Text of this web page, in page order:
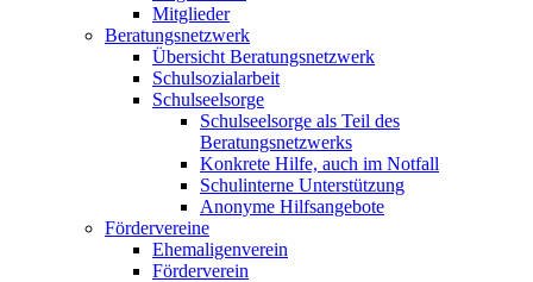
Mitglieder
Beratungsnetzwerk
Übersicht Beratungsnetzwerk
Schulsozialarbeit
Schulseelsorge
Schulseelsorge als Teil des
Beratungsnetzwerks
Konkrete Hilfe, auch im Notfall
Schulinterne Unterstützung
Anonyme Hilfsangebote
Fördervereine
Ehemaligenverein
Förderverein